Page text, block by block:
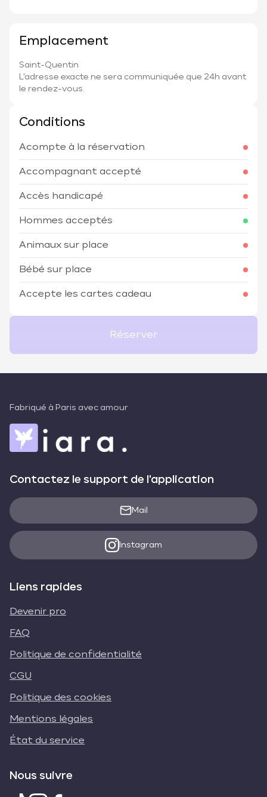
Emplacement
Saint-Quentin
L'adresse exacte ne sera communiquée que 24h avant
le rendez-vous.
Conditions
Acompte à la réservation
Accompagnant accepté
Accès handicapé
Hommes acceptés
Animaux sur place
Bébé sur place
Accepte les cartes cadeau
Réserver
Fabriqué à Paris avec amour
Contactez le support de l'application
Mail
Instagram
Liens rapides
Devenir pro
FAQ
Politique de confidentialité
CGU
Politique des cookies
Mentions légales
État du service
Nous suivre